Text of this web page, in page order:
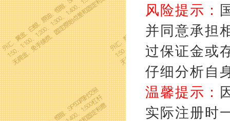
风险提示：
并同意承担
过保证金或
仔细分析自
温馨提示：
实际注册时